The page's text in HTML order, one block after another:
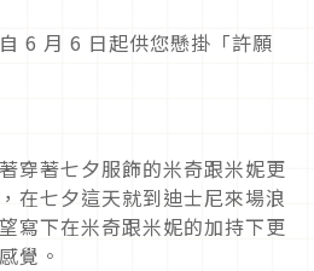
6 月 6 日起供您懸掛「許願
穿著七夕服飾的米奇跟米妮更
在七夕這天就到迪士尼來場浪
寫下在米奇跟米妮的加持下更
覺。